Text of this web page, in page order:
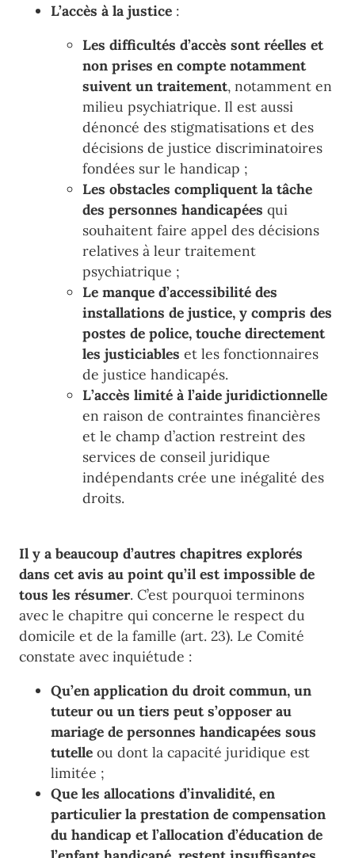
L’accès à la justice :
Les difficultés d’accès sont réelles et
non prises en compte notamment
suivent un traitement, notamment en
milieu psychiatrique. Il est aussi
dénoncé des stigmatisations et des
décisions de justice discriminatoires
fondées sur le handicap ;
Les obstacles compliquent la tâche
des personnes handicapées qui
souhaitent faire appel des décisions
relatives à leur traitement
psychiatrique ;
Le manque d’accessibilité des
installations de justice, y compris des
postes de police, touche directement
les justiciables et les fonctionnaires
de justice handicapés.
L’accès limité à l’aide juridictionnelle
en raison de contraintes financières
et le champ d’action restreint des
services de conseil juridique
indépendants crée une inégalité des
droits.
Il y a beaucoup d’autres chapitres explorés
dans cet avis au point qu’il est impossible de
tous les résumer. C’est pourquoi terminons
avec le chapitre qui concerne le respect du
domicile et de la famille (art. 23). Le Comité
constate avec inquiétude :
Qu’en application du droit commun, un
tuteur ou un tiers peut s’opposer au
mariage de personnes handicapées sous
tutelle ou dont la capacité juridique est
limitée ;
Que les allocations d’invalidité, en
particulier la prestation de compensation
du handicap et l’allocation d’éducation de